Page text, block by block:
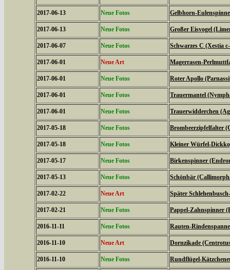
2017-06-13 Neue Fotos Gelbhorn-
2017-06-13 Neue Fotos Großer Eisvogel
2017-06-07 Neue Fotos Schwarzes C (Xestia
2017-06-01 Neue Art Magerrasen-
2017-06-01 Neue Fotos Roter Apollo
2017-06-01 Neue Fotos Trauermantel
2017-06-01 Neue Fotos Trauerwidderchen
2017-05-18 Neue Fotos Brombeerzipfelfalter
2017-05-18 Neue Fotos Kleiner Würfel-
2017-05-17 Neue Fotos Birkenspinner
2017-05-13 Neue Fotos Schönbär
2017-02-22 Neue Art Später
2017-02-21 Neue Fotos Pappel-Zahnspinner
2016-11-11 Neue Fotos Rauten-
2016-11-10 Neue Art Dornzikade
2016-11-10 Neue Fotos Rundflügel-